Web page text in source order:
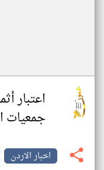
اعتبار
جمعيات
اخبار الاردن